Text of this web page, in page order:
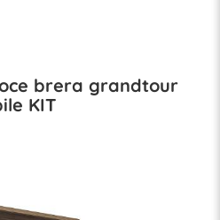
brera grandtour
KIT